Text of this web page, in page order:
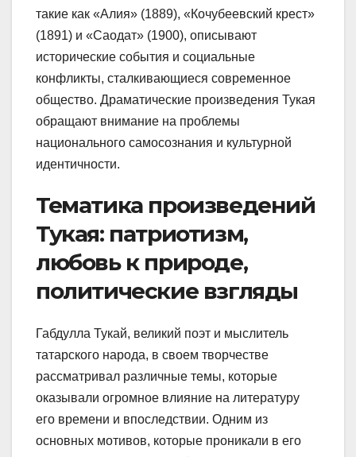
такие как «Алия» (1889), «Кочубеевский крест»
(1891) и «Саодат» (1900), описывают
исторические события и социальные
конфликты, сталкивающиеся современное
общество. Драматические произведения Тукая
обращают внимание на проблемы
национального самосознания и культурной
идентичности.
Тематика произведений
Тукая: патриотизм,
любовь к природе,
политические взгляды
Габдулла Тукай, великий поэт и мыслитель
татарского народа, в своем творчестве
рассматривал различные темы, которые
оказывали огромное влияние на литературу
его времени и впоследствии. Одним из
основных мотивов, которые проникали в его